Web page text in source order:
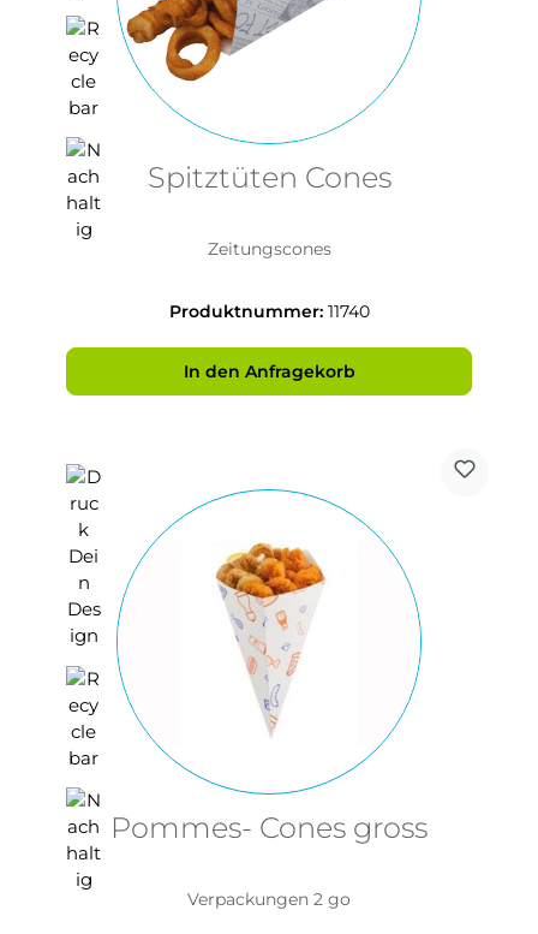
Spitztüten Cones
Zeitungscones
Produktnummer: 11740
In den Anfragekorb
Pommes- Cones gross
Verpackungen 2 go